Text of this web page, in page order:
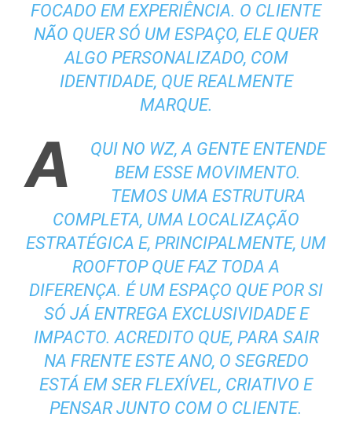
FOCADO EM EXPERIÊNCIA. O CLIENTE
NÃO QUER SÓ UM ESPAÇO, ELE QUER
ALGO PERSONALIZADO, COM
IDENTIDADE, QUE REALMENTE
MARQUE.
A
QUI NO WZ, A GENTE ENTENDE
BEM ESSE MOVIMENTO.
TEMOS UMA ESTRUTURA
COMPLETA, UMA LOCALIZAÇÃO
ESTRATÉGICA E, PRINCIPALMENTE, UM
ROOFTOP QUE FAZ TODA A
DIFERENÇA. É UM ESPAÇO QUE POR SI
SÓ JÁ ENTREGA EXCLUSIVIDADE E
IMPACTO. ACREDITO QUE, PARA SAIR
NA FRENTE ESTE ANO, O SEGREDO
ESTÁ EM SER FLEXÍVEL, CRIATIVO E
PENSAR JUNTO COM O CLIENTE.